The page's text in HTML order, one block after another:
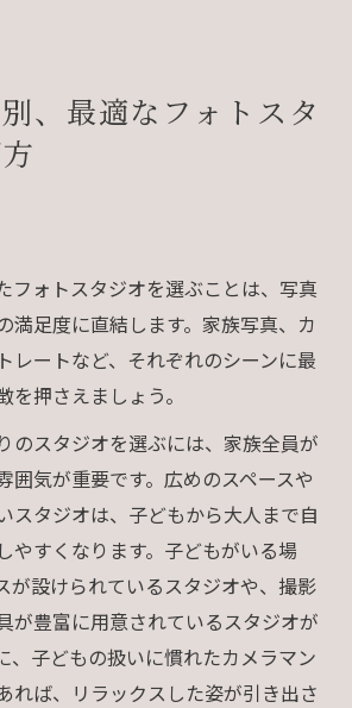
、最適なフォトスタ
フォトスタジオを選ぶことは、写真
満足度に直結します。家族写真、カ
レートなど、それぞれのシーンに最
押さえましょう。
のスタジオを選ぶには、家族全員が
囲気が重要です。広めのスペースや
スタジオは、子どもから大人まで自
やすくなります。子どもがいる場
が設けられているスタジオや、撮影
が豊富に用意されているスタジオが
、子どもの扱いに慣れたカメラマン
れば、リラックスした姿が引き出さ